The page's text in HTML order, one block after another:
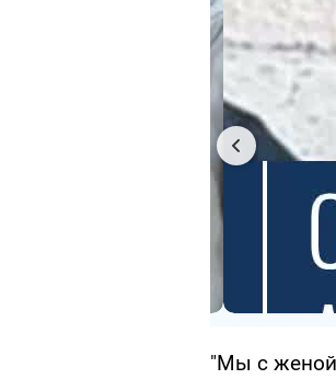
"Мы с женой